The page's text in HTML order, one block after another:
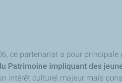
ce partenariat a pour
Patrimoine impliquant des
intérêt culturel majeur mais